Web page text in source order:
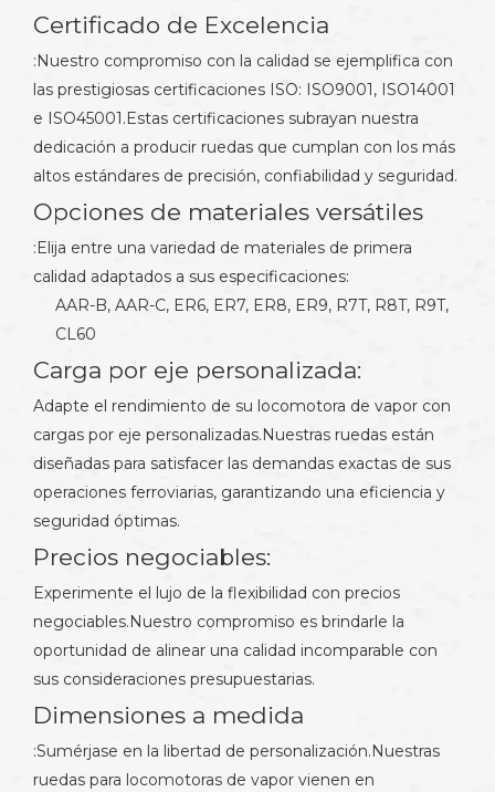
Certificado de Excelencia
:Nuestro compromiso con la calidad se ejemplifica con
las prestigiosas certificaciones ISO: ISO9001, ISO14001
e ISO45001.Estas certificaciones subrayan nuestra
dedicación a producir ruedas que cumplan con los más
altos estándares de precisión, confiabilidad y seguridad.
Opciones de materiales versátiles
:Elija entre una variedad de materiales de primera
calidad adaptados a sus especificaciones:
AAR-B, AAR-C, ER6, ER7, ER8, ER9, R7T, R8T, R9T,
CL60
Carga por eje personalizada:
Adapte el rendimiento de su locomotora de vapor con
cargas por eje personalizadas.Nuestras ruedas están
diseñadas para satisfacer las demandas exactas de sus
operaciones ferroviarias, garantizando una eficiencia y
seguridad óptimas.
Precios negociables:
Experimente el lujo de la flexibilidad con precios
negociables.Nuestro compromiso es brindarle la
oportunidad de alinear una calidad incomparable con
sus consideraciones presupuestarias.
Dimensiones a medida
:Sumérjase en la libertad de personalización.Nuestras
ruedas para locomotoras de vapor vienen en